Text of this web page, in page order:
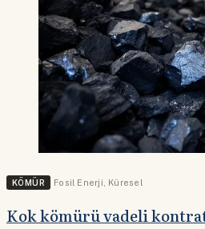
KÖMÜR Fosil Enerji Küresel
Kok kömürü vadeli